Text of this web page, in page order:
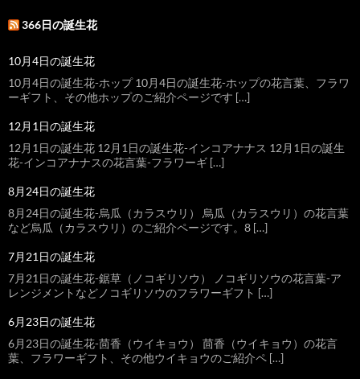
366日の誕生花
10月4日の誕生花
10月4日の誕生花-ホップ 10月4日の誕生花-ホップの花言葉、フラワ
ーギフト、その他ホップのご紹介ページです […]
12月1日の誕生花
12月1日の誕生花 12月1日の誕生花-インコアナナス 12月1日の誕生
花-インコアナナスの花言葉-フラワーギ […]
8月24日の誕生花
8月24日の誕生花-烏瓜（カラスウリ） 烏瓜（カラスウリ）の花言葉
など烏瓜（カラスウリ）のご紹介ページです。8 […]
7月21日の誕生花
7月21日の誕生花-鋸草（ノコギリソウ） ノコギリソウの花言葉-ア
レンジメントなどノコギリソウのフラワーギフト […]
6月23日の誕生花
6月23日の誕生花-茴香（ウイキョウ） 茴香（ウイキョウ）の花言
葉、フラワーギフト、その他ウイキョウのご紹介ペ […]